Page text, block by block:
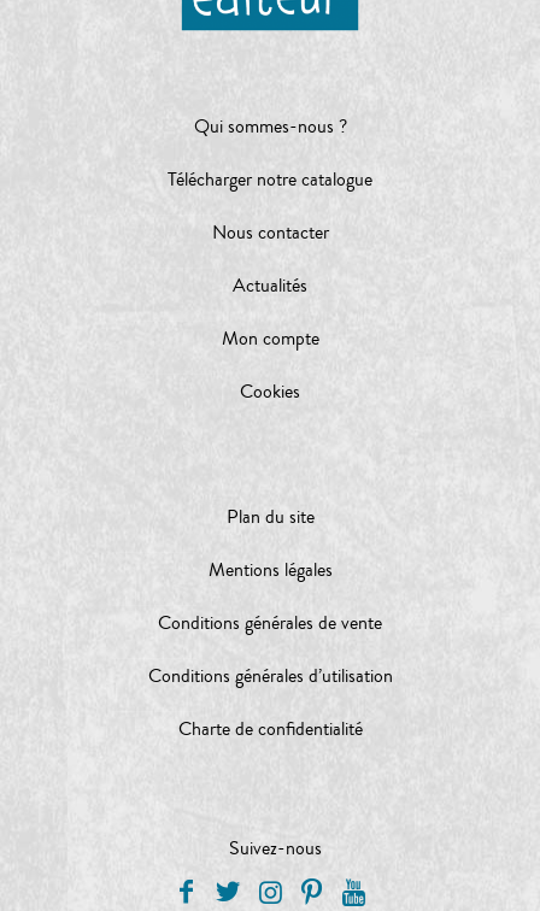
Qui sommes-nous ?
Télécharger notre catalogue
Nous contacter
Actualités
Mon compte
Cookies
Plan du site
Mentions légales
Conditions générales de vente
Conditions générales d’utilisation
Charte de confidentialité
Suivez-nous